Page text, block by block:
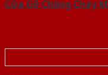
Cửa Gỗ Chống Cháy